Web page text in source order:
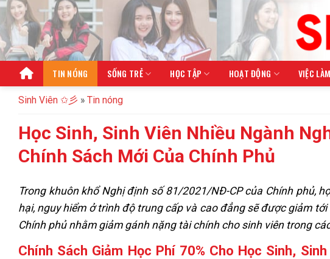
Bỏ
qua
nội
dung
TIN NÓNG SỐNG TRẺ HỌC TẬP HOẠT ĐỘNG VIỆC LÀM
Sinh Viên ✩彡 » Tin nóng
Học Sinh, Sinh Viên Nhiều Ngành
Chính Sách Mới Của Chính Phủ
Trong khuôn khổ Nghị định số 81/2021/NĐ-CP của Chính phủ,
hại, nguy hiểm ở trình độ trung cấp và cao đẳng sẽ được giảm
Chính phủ nhằm giảm gánh nặng tài chính cho sinh viên trong
Chính Sách Giảm Học Phí 70% Cho Học Sinh,